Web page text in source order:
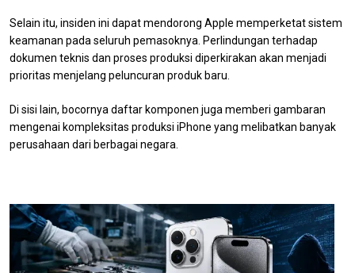
Selain itu, insiden ini dapat mendorong Apple memperketat sistem
keamanan pada seluruh pemasoknya. Perlindungan terhadap
dokumen teknis dan proses produksi diperkirakan akan menjadi
prioritas menjelang peluncuran produk baru.
Di sisi lain, bocornya daftar komponen juga memberi gambaran
mengenai kompleksitas produksi iPhone yang melibatkan banyak
perusahaan dari berbagai negara.